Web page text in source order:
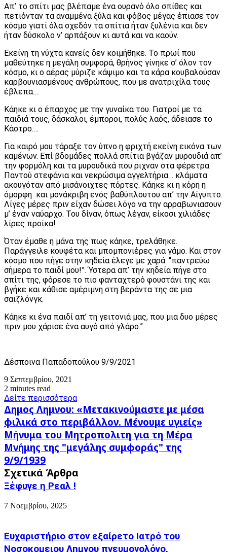
Απ’ το σπίτι μας βλέπαμε ένα ουρανό όλο σπίθες και
πετιόνταν τα αναμμένα ξύλα και φόβος μέγας έπιασε τον
κόσμο γιατί όλα σχεδόν τα σπίτια ήταν ξυλένια και δεν
ήταν δύσκολο ν’ αρπάξουν κι αυτά και να καούν.
Εκείνη τη νύχτα κανείς δεν κοιμήθηκε. Το πρωί που
μαθεύτηκε η μεγάλη συμφορά, θρήνος γίνηκε σ’ όλον τον
κόσμο, κι ο αέρας μύριζε κάψιμο και τα κάρα κουβαλούσαν
καρβουνιασμένους ανθρώπους, που με ανατριχίλα τους
έβλεπα….
Κάηκε κι ο έπαρχος με την γυναίκα του. Γιατροί με τα
παιδιά τους, δάσκαλοι, έμποροι, πολύς λαός, άδειασε το
Κάστρο….
Για καιρό μου τάραξε τον ύπνο η φριχτή εκείνη εικόνα των
καμένων. Επί βδομάδες πολλά σπίτια βγάζαν μυρουδιά απ’
την φορμόλη και τα μυρουδικά που ριχναν στα φέρετρα.
Παντού στεφάνια και νεκρώσιμα αγγελτήρια… κλάματα
ακουγόταν από μισάνοιχτες πόρτες. Κάηκε κι η κόρη η
όμορφη και μονάκριβη ενός βαθύπλουτου απ’ την Αίγυπτο.
Λίγες μέρες πριν είχαν δώσει λόγο να την αρραβωνιασουν
μ’ έναν ναύαρχο. Του δίναν, όπως λέγαν, είκοσι χιλιάδες
λίρες προίκα!
Όταν έμαθε η μάνα της πως κάηκε, τρελάθηκε.
Παράγγειλε κουφέτα και μπομπονιέρες για γάμο. Και στον
κόσμο που πήγε στην κηδεία έλεγε με χαρά: “παντρεύω
σήμερα το παιδί μου!”. Ύστερα απ’ την κηδεία πήγε στο
σπίτι της, φόρεσε το πιο φανταχτερό φουστάνι της και
βγήκε και κάθισε αμέριμνη στη βεράντα της σε μια
σαιζλόνγκ.
Κάηκε κι ένα παιδί απ’ τη γειτονιά μας, που μια δυο μέρες
πριν μου χάρισε ένα αυγό από γλάρο.”
Δέσποινα Παπαδοπούλου 9/9/2021
9 Σεπτεμβρίου, 2021
2 minutes read
Δείτε περισσότερα
Δημος
Λημνου:
«Μετακινούμαστε
με
μέσα
φιλικά
στο
περιβάλλον.
Μένουμε
υγιείς»
Δημος Λημνου: «Μετακινούμαστε με μέσα
φιλικά στο περιβάλλον. Μένουμε υγιείς»
Μήνυμα
του
Μητροπολιτη
για
τη
Μέρα
Μνήμης
"μεγάλης
9/9/1939
Μήνυμα του Μητροπολιτη για τη Μέρα
Μνήμης της "μεγάλης συμφοράς" της
9/9/1939
Σχετικά Άρθρα
Ξέφυγε η Ρεαλ !
7 Νοεμβρίου, 2025
Ευχαριστήριο στον εξαίρετο Ιατρό του
Νοσοκομειου Λημνου πνευμονολόγο,